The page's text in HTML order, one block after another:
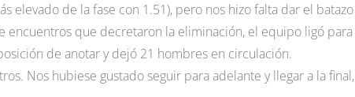
elevado de la fase con 1.51), pero nos hizo falta dar el batazo
que decretaron la eliminación, el equipo ligó para
de anotar y dejó 21 hombres en circulación.
Nos hubiese gustado seguir para adelante y llegar a la final,